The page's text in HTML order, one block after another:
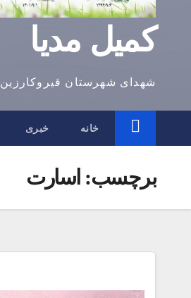
کمیل مدیا
شهدای شهرستان قیروکارزین
خانه خبری
برچسب: اسارت